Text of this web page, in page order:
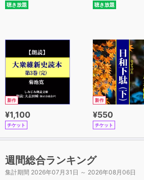
聴き放題
新作
¥1,100
チケット
聴き放題
新作
¥550
チケット
週間総合ランキング
集計期間 2026年07月31日 ～ 2026年08月06日